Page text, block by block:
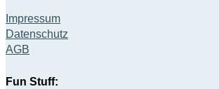
Impressum
Datenschutz
AGB
Fun Stuff: